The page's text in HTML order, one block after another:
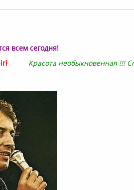
вceм сегодня!
Красота необыкновенная !!!